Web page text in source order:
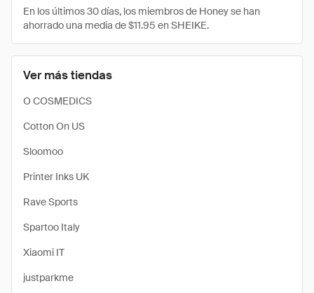
Ver más tiendas
O COSMEDICS
Cotton On US
Sloomoo
Printer Inks UK
Rave Sports
Spartoo Italy
Xiaomi IT
justparkme
En los últimos 30 días, los miembros de Honey se han
ahorrado una media de $11.95 en SHEIKE.